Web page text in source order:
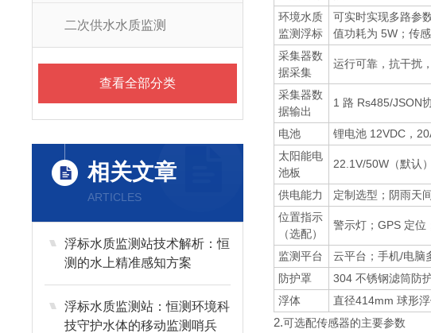
二次供水水质监测
查看全部分类
相关文章
ARTICLES
浮标水质监测站技术解析：恒
测的水上精准感知方案
浮标水质监测站：恒测环境科
技守护水体的移动监测哨兵
环境水质
监测浮标
可实时实现多路参
值功耗为 5W；传
采集器数
据采集
运行可靠，抗干扰
采集器数
据输出
1 路 Rs485/JSON
电池
锂电池 12VDC，
太阳能电
池板
22.1V/50W（默认）
供电能力
定制选型；阴雨天
位置指示
（选配）
警示灯；GPS 定位
监测平台
云平台；手机/电脑
防护罩
304 不锈钢滤筒防
浮体
直径414mm 球形
2.可选配传感器的主要参数